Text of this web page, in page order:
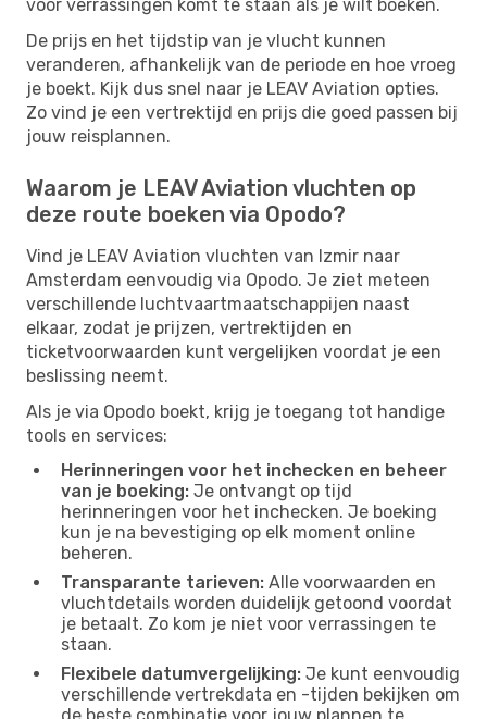
voor verrassingen komt te staan als je wilt boeken.
De prijs en het tijdstip van je vlucht kunnen
veranderen, afhankelijk van de periode en hoe vroeg
je boekt. Kijk dus snel naar je LEAV Aviation opties.
Zo vind je een vertrektijd en prijs die goed passen bij
jouw reisplannen.
Waarom je LEAV Aviation vluchten op
deze route boeken via Opodo?
Vind je LEAV Aviation vluchten van Izmir naar
Amsterdam eenvoudig via Opodo. Je ziet meteen
verschillende luchtvaartmaatschappijen naast
elkaar, zodat je prijzen, vertrektijden en
ticketvoorwaarden kunt vergelijken voordat je een
beslissing neemt.
Als je via Opodo boekt, krijg je toegang tot handige
tools en services:
Herinneringen voor het inchecken en beheer
van je boeking: Je ontvangt op tijd
herinneringen voor het inchecken. Je boeking
kun je na bevestiging op elk moment online
beheren.
Transparante tarieven: Alle voorwaarden en
vluchtdetails worden duidelijk getoond voordat
je betaalt. Zo kom je niet voor verrassingen te
staan.
Flexibele datumvergelijking: Je kunt eenvoudig
verschillende vertrekdata en -tijden bekijken om